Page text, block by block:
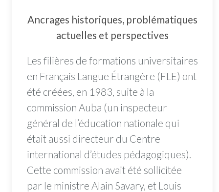
Ancrages historiques, problématiques
actuelles et perspectives
Les filières de formations universitaires
en Français Langue Étrangère (FLE) ont
été créées, en 1983, suite à la
commission Auba (un inspecteur
général de l’éducation nationale qui
était aussi directeur du Centre
international d’études pédagogiques).
Cette commission avait été sollicitée
par le ministre Alain Savary, et Louis